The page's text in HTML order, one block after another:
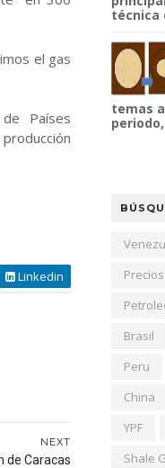
el gas
Países
Linkedin
NEXT
de Caracas
técnica
temas
Brasil
Peru
China
YPF
Shale